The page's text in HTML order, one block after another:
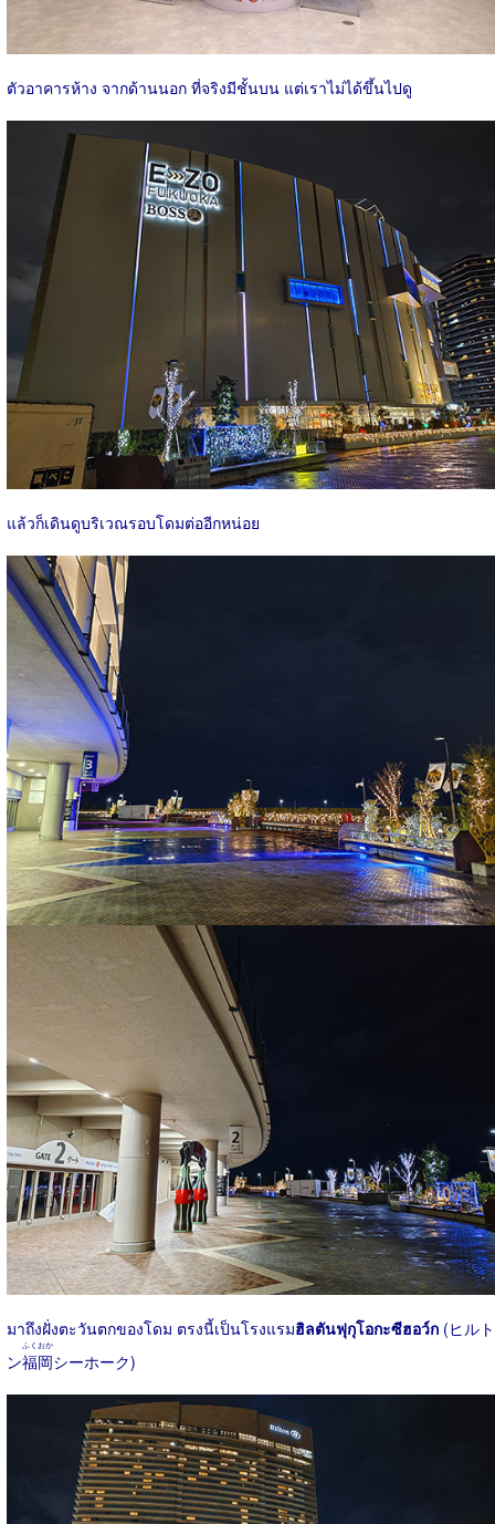
ตัวอาคารห้าง จากด้านนอก ที่จริงมีชั้นบน แต่เราไม่ได้ขึ้นไปดู
แล้วก็เดินดูบริเวณรอบโดมต่ออีกหน่อย
มาถึงฝั่งตะวันตกของโดม ตรงนี้เป็นโรงแรมฮิลตันฟุกุโอกะซีฮอว์ก (ヒルト
ン福岡
ふくおか
シーホーク)